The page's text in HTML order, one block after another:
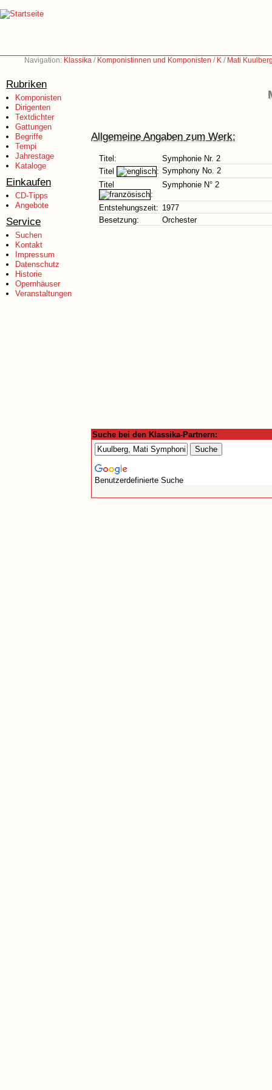
Navigation: Klassika / Komponistinnen und Komponisten / K / Mati
Rubriken
Komponisten
Dirigenten
Textdichter
Gattungen
Begriffe
Tempi
Jahrestage
Kataloge
Einkaufen
CD-Tipps
Angebote
Service
Suchen
Kontakt
Impressum
Datenschutz
Historie
Opernhäuser
Veranstaltungen
Allgemeine Angaben zum Werk:
Titel:
Symphonie Nr. 2
Titel
: Symphony No. 2
Titel
:
Symphonie N° 2
Entstehungszeit: 1977
Besetzung:
Orchester
Suche bei den Klassika-Partnern:
Benutzerdefinierte Suche